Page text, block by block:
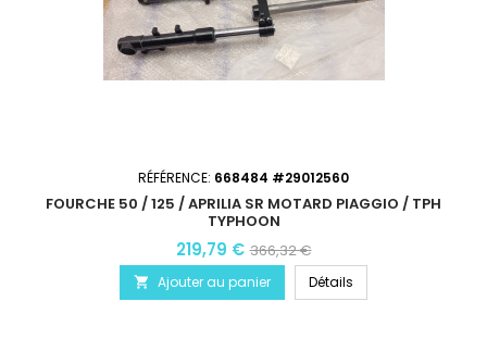
RÉFÉRENCE: 668484 #29012560
FOURCHE 50 / 125 / APRILIA SR MOTARD PIAGGIO / TPH
TYPHOON
219,79 € 366,32 €
 Ajouter au panier Détails